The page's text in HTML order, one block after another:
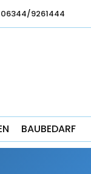
9261444
BAUBEDARF